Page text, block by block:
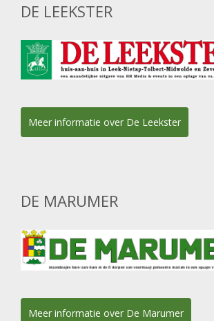
DE LEEKSTER
Meer informatie over De Leekster
DE MARUMER
Meer informatie over De Marumer